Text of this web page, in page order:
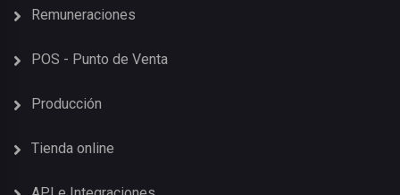
Remuneraciones
POS - Punto de Venta
Producción
Tienda online